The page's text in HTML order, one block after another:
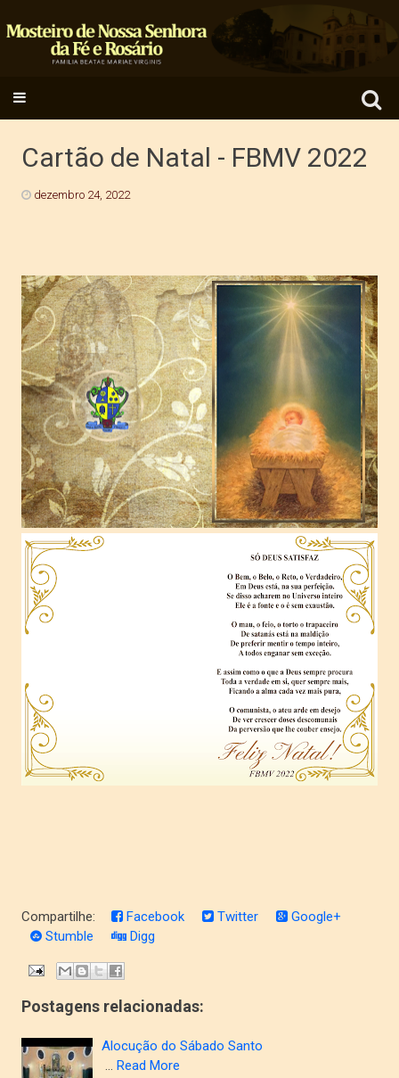
Search
for:
SKIP TO CONTENT
Cartão de Natal - FBMV 2022
dezembro 24, 2022
Compartilhe: Facebook Twitter
Google+
Stumble
Digg
Postagens relacionadas:
Alocução do Sábado Santo
… Read More